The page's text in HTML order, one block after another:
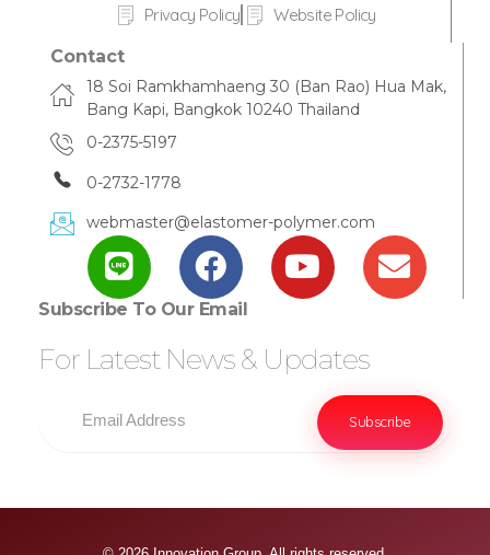
Privacy Policy
Website Policy
Contact
18 Soi Ramkhamhaeng 30 (Ban Rao) Hua Mak,
Bang Kapi, Bangkok 10240 Thailand
0-2375-5197
0-2732-1778
webmaster@elastomer-polymer.com
Subscribe To Our Email
For Latest News & Updates